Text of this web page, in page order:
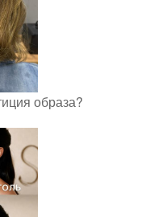
образа?